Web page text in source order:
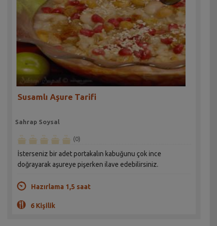
Susamlı Aşure Tarifi
Sahrap Soysal
(0)
İsterseniz bir adet portakalın kabuğunu çok ince
doğrayarak aşureye pişerken ilave edebilirsiniz.
Hazırlama 1,5 saat
6 Kişilik